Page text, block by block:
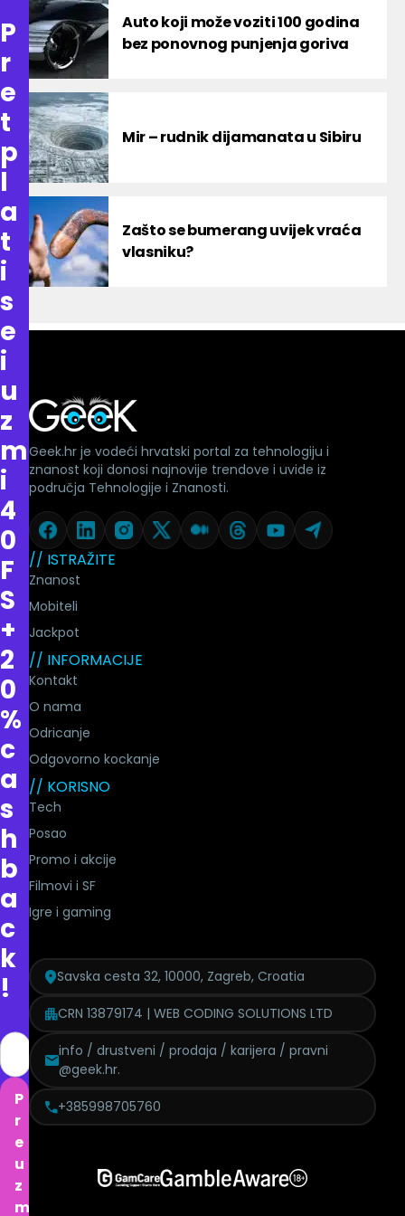
Auto koji može voziti 100 godina
bez ponovnog punjenja goriva
Mir – rudnik dijamanata u Sibiru
Zašto se bumerang uvijek vraća
vlasniku?
P
r
e
t
p
l
a
t
i
s
e
i
u
z
m
i
4
0
F
S
+
2
0
%
c
a
s
h
b
a
c
k
!
P
r
e
u
z
m
// ISTRAŽITE
Znanost
Mobiteli
Jackpot
// INFORMACIJE
Kontakt
O nama
Odricanje
Odgovorno kockanje
// KORISNO
Tech
Posao
Promo i akcije
Filmovi i SF
Igre i gaming
Geek.hr je vodeći hrvatski portal za tehnologiju i
znanost koji donosi najnovije trendove i uvide iz
područja Tehnologije i Znanosti.
Savska cesta 32, 10000, Zagreb, Croatia
CRN 13879174 | WEB CODING SOLUTIONS LTD
info / drustveni / prodaja / karijera / pravni
@geek.hr.
+385998705760